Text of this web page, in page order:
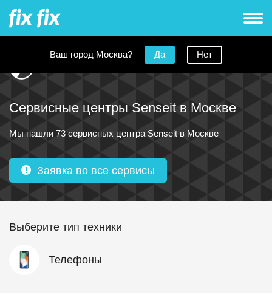
Ваш город Москва? Да Нет
Сервисные центры Senseit в Москве
Мы нашли 73 сервисных центра Senseit в Москве
Заявка во все сервисы
Выберите тип техники
Телефоны